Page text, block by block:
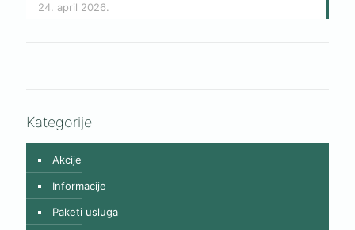
24. april 2026.
Kategorije
Akcije
Informacije
Paketi usluga